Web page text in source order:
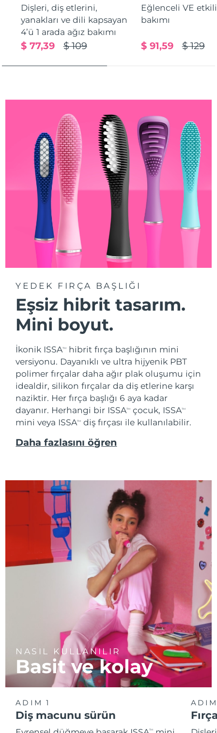
Dişleri, diş etlerini,
yanakları ve dili kapsayan
4’ü 1 arada ağız bakımı
$ 109
$ 77,39
Eğlenceli VE etkili
bakımı
$ 129
$ 91,59
YEDEK FIRÇA BAŞLIĞI
Eşsiz hibrit tasarım.
Mini boyut.
İkonik ISSATM
hibrit fırça başlığının mini
versiyonu. Dayanıklı ve ultra hijyenik PBT
polimer fırçalar daha ağır plak oluşumu için
idealdir, silikon fırçalar da diş etlerine karşı
naziktir. Her fırça başlığı 6 aya kadar
dayanır. Herhangi bir ISSATM çocuk, ISSATM
mini veya ISSATM diş fırçası ile kullanılabilir.
Daha fazlasını öğren
NASIL KULLANILIR
Basit ve kolay
ADIM 1
Diş macunu sürün
TM
Türkiye Tahmini teslim tarihi 8/12/26
Birleşik Arap
Emirlikleri
Tahmini teslim tarihi
Birleşik Krallık Tahmini teslim tarihi8/11/26
Devletleri
Özbekistan Tahmini teslim tarihi 8/16/26
Vietnam Tahmini teslim tarihi 8/17/26